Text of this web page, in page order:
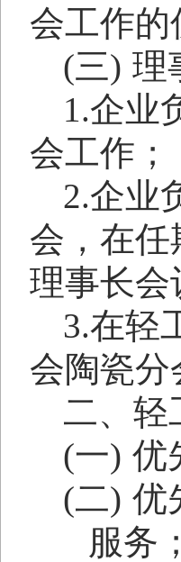
会工作的
(三) 理
1.企业
会工作；
2.企业
会，在
理事长会
3.在轻
会陶瓷
二、轻
(一) 优
(二) 优
服务；